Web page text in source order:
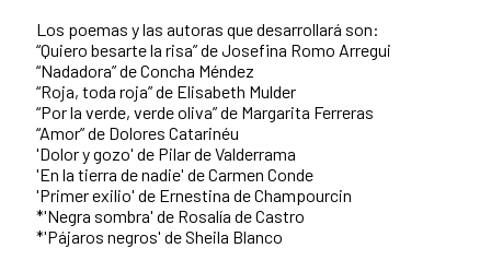
Los poemas y las autoras que desarrollará son:
“Quiero besarte la risa” de Josefina Romo Arregui
“Nadadora” de Concha Méndez
“Roja, toda roja” de Elisabeth Mulder
“Por la verde, verde oliva” de Margarita Ferreras
“Amor” de Dolores Catarinéu
'Dolor y gozo' de Pilar de Valderrama
'En la tierra de nadie' de Carmen Conde
'Primer exilio' de Ernestina de Champourcin
*'Negra sombra' de Rosalía de Castro
*'Pájaros negros' de Sheila Blanco